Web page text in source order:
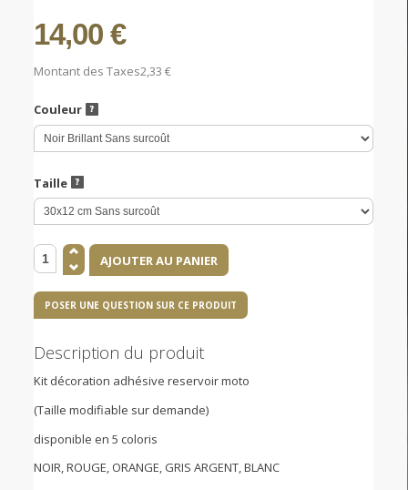
14,00 €
Montant des Taxes2,33 €
Couleur
Taille
POSER UNE QUESTION SUR CE PRODUIT
Description du produit
Kit décoration adhésive reservoir moto
(Taille modifiable sur demande)
disponible en 5 coloris
NOIR, ROUGE, ORANGE, GRIS ARGENT, BLANC